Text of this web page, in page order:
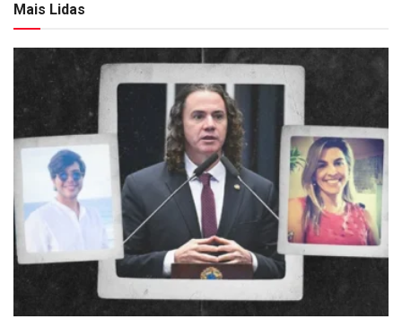
Mais Lidas